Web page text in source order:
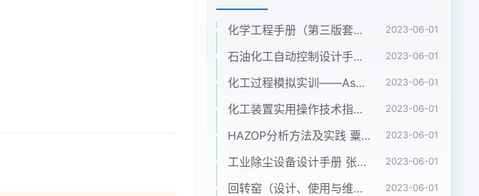
化学工程手册（第三版套装5册第1卷2卷3卷4卷5卷）袁渭康 王静康 费维扬 欧阳平凯 著 2023-06-01
石油化工自动控制设计手册（第四版） 黄步余 化工出版社 2020年 2023-06-01
化工过程模拟实训——Aspen Plus教程（第二版）孙兰义 化学工业出版社 2017年 2023-06-01
化工装置实用操作技术指南 韩文光2001年化学工业出版社 2023-06-01
HAZOP分析方法及实践 粟镇宇 化学工业出版社2018年 2023-06-01
工业除尘设备设计手册 张殿印 申丽 化工出版社 2012年 2023-06-01
回转窑（设计、使用与维修）沈阳铝镁设计院、长沙有色冶金设计院共同编写 2023-06-01